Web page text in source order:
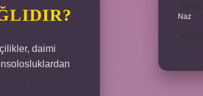
daimi
Naz